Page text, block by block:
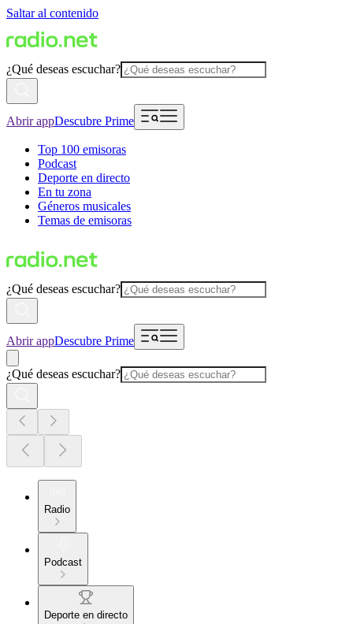
Saltar al contenido
¿Qué deseas escuchar?
Abrir appDescubre Prime
Top 100 emisoras
Podcast
Deporte en directo
En tu zona
Géneros musicales
Temas de emisoras
¿Qué deseas escuchar?
Abrir appDescubre Prime
¿Qué deseas escuchar?
Radio
Podcast
Deporte en directo